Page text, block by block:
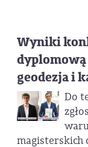
Wyniki
geodezja i
Do
magisterskich